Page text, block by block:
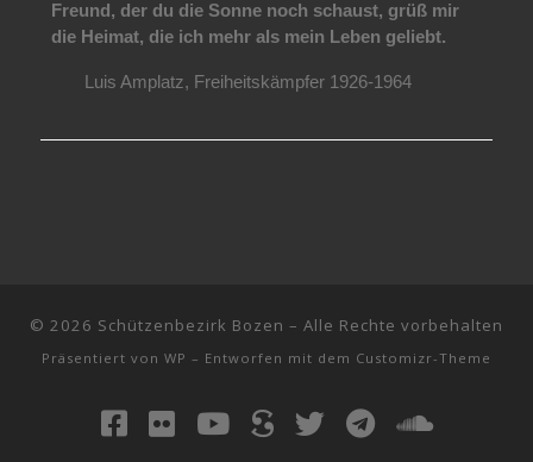
Freund, der du die Sonne noch schaust, grüß mir
die Heimat, die ich mehr als mein Leben geliebt.
Luis Amplatz, Freiheitskämpfer 1926-1964
© 2026 Schützenbezirk Bozen – Alle Rechte vorbehalten
Präsentiert von WP – Entworfen mit dem Customizr-Theme